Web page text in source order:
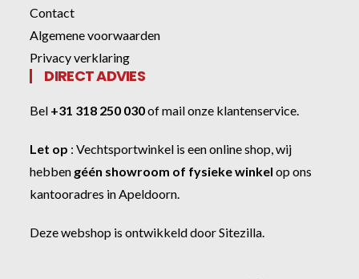
Contact
Algemene voorwaarden
Privacy verklaring
DIRECT ADVIES
Bel +31 318 250 030ofmail onze klantenservice
Let op :Vechtsportwinkel is een online shop, wij
hebben géén showroom of fysieke winkel op ons
kantooradres in Apeldoorn.
Deze webshop is ontwikkeld doorSitezilla